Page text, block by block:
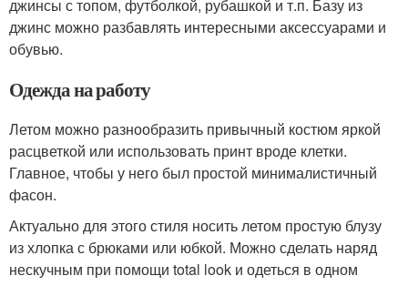
джинсы с топом, футболкой, рубашкой и т.п. Базу из
джинс можно разбавлять интересными аксессуарами и
обувью.
Одежда на работу
Летом можно разнообразить привычный костюм яркой
расцветкой или использовать принт вроде клетки.
Главное, чтобы у него был простой минималистичный
фасон.
Актуально для этого стиля носить летом простую блузу
из хлопка с брюками или юбкой. Можно сделать наряд
нескучным при помощи total look и одеться в одном